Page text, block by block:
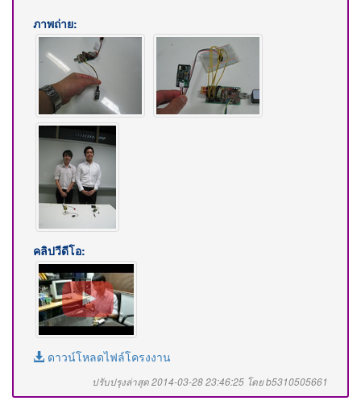
ภาพถ่าย:
คลิปวีดีโอ:
ดาวน์โหลดไฟล์โครงงาน
ปรับปรุงล่าสุด 2014-03-28 23:46:25 โดย b5310505661